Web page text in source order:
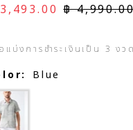
าลด ราคาปกติ
฿
แบ่งการชำระเงินเป็น 3 งวด
Blue